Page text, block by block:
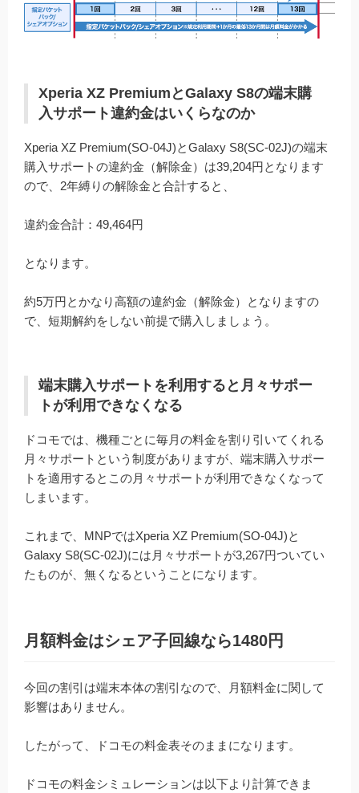
Xperia XZ PremiumとGalaxy S8の端末購
入サポート違約金はいくらなのか
Xperia XZ Premium(SO-04J)とGalaxy S8(SC-02J)の端末
購入サポートの違約金（解除金）は39,204円となります
ので、2年縛りの解除金と合計すると、
違約金合計：49,464円
となります。
約5万円とかなり高額の違約金（解除金）となりますの
で、短期解約をしない前提で購入しましょう。
端末購入サポートを利用すると月々サポー
トが利用できなくなる
ドコモでは、機種ごとに毎月の料金を割り引いてくれる
月々サポートという制度がありますが、端末購入サポー
トを適用するとこの月々サポートが利用できなくなって
しまいます。
これまで、MNPではXperia XZ Premium(SO-04J)と
Galaxy S8(SC-02J)には月々サポートが3,267円ついてい
たものが、無くなるということになります。
月額料金はシェア子回線なら1480円
今回の割引は端末本体の割引なので、月額料金に関して
影響はありません。
したがって、ドコモの料金表そのままになります。
ドコモの料金シミュレーションは以下より計算できま